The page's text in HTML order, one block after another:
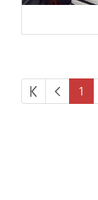
第一頁上一頁
1